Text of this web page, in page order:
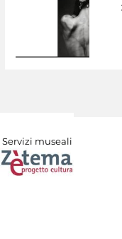
Servizi museali